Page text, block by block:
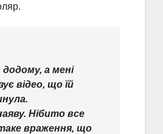
додому, а мені
відео, що їй
Нібито все
враження, що